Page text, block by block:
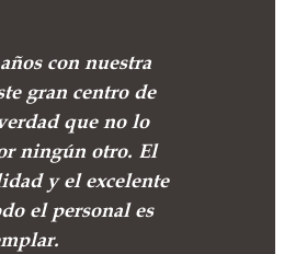
con nuestra
gran centro de
que no lo
ningún otro. El
y el excelente
el personal es